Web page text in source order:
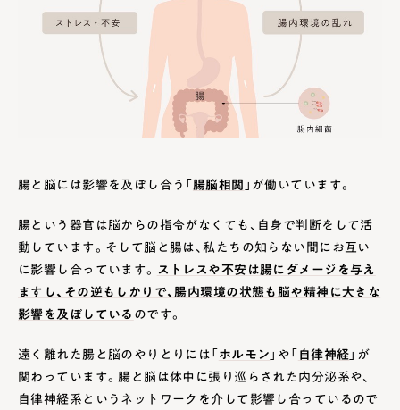
腸と脳には影響を及ぼし合う「腸脳相関 」が働いています。
腸という器官は脳からの指令がなくても、自身で判断をして活
動しています。そして脳と腸は、私たちの知らない間にお互い
に影響し合っています。 ストレスや不安は腸にダメージを与え
ますし、その逆もしかりで、腸内環境の状態も脳や精神に大きな
影響を及ぼしている のです。
遠く離れた腸と脳のやりとりには「ホルモン 」や「自律神経」が
関わっています。腸と脳は体中に張り巡らされた内分泌系や、
自律神経系というネットワークを介して影響し合っているので